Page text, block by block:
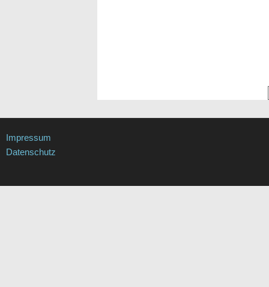
Impressum
Datenschutz